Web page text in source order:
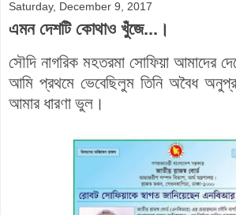
Saturday, December 9, 2017
এমন দেশটি কোথাও খুঁজে...।
সৌদি নাগরিক মহতরমা সোফিয়া আমাদের
আমি প্রথমে ভেবেছিলুম তিনি অবৈধ
আমার ধারণা ভুল।